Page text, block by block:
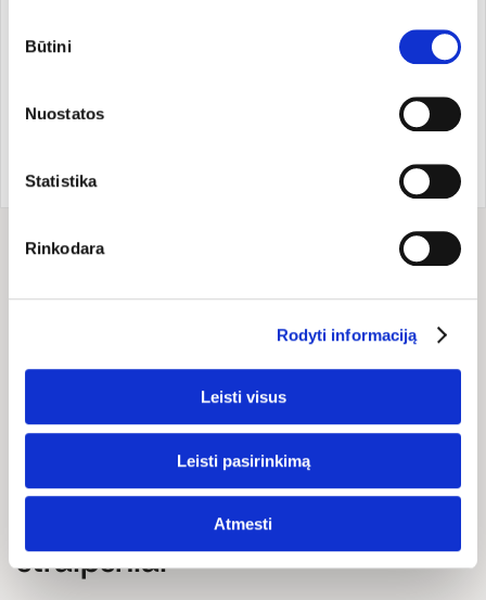
pasirinkti, su kuriomis slapukų kategorijomis sutinkate.
Savo sutikimą galite bet kada pakeisti arba atšaukti
atsisakius tam tikrų slapukų dalis svetainės funkcijų gali
pasirinkimas
Būtini
Nuostatos
Statistika
Rinkodara
Rodyti informaciją
Leisti visus
Leisti pasirinkimą
Atmesti
Vokietija
425035480070
straipsniai